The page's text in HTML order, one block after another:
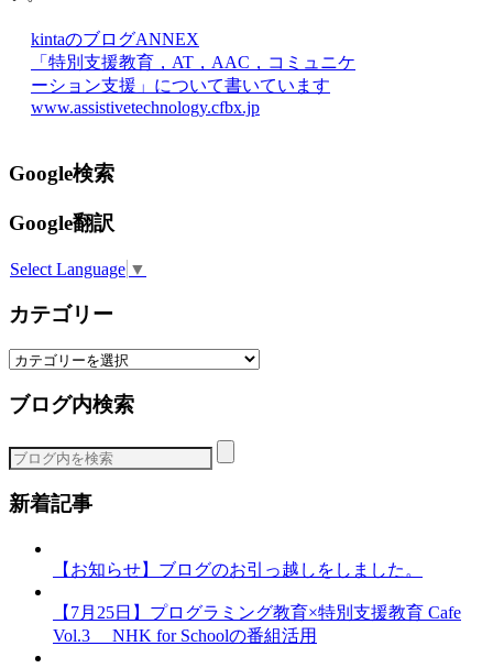
kintaのブログANNEX
「特別支援教育，AT，AAC，コミュニケ
ーション支援」について書いています
www.assistivetechnology.cfbx.jp
Google検索
Google翻訳
Select Language ▼
カテゴリー
カ
ゴ
ー
ブログ内検索
新着記事
【お知らせ】ブログのお引っ越しをしました。
【7月25日】プログラミング教育×特別支援教育 Cafe
Vol.3 NHK for Schoolの番組活用